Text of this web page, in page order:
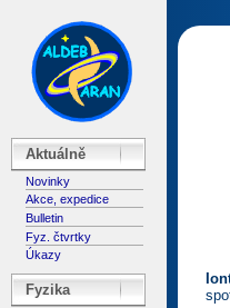
Aktuálně
Novinky
Akce, expedice
Bulletin
Fyz. čtvrtky
Úkazy
Fyzika